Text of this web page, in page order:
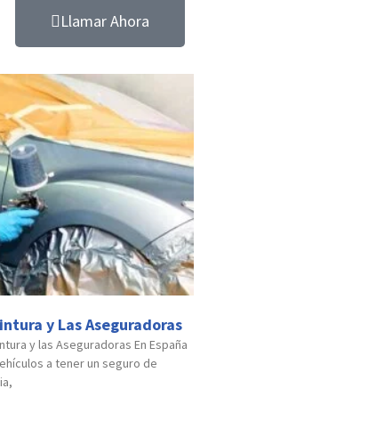
Llamar Ahora
y Las Aseguradoras
y las Aseguradoras En España
a tener un seguro de